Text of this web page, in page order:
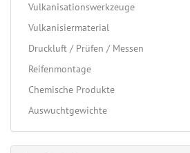
Vulkanisationswerkzeuge
Vulkanisiermaterial
Druckluft / Prüfen / Messen
Reifenmontage
Chemische Produkte
Auswuchtgewichte